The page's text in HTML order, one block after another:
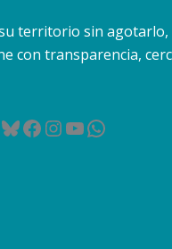
territorio sin
con transparencia,
Bluesky
Facebook
Instagram
YouTube